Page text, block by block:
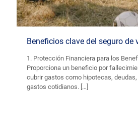
Beneficios clave del seguro de
1. Protección Financiera para los
Proporciona un beneficio por
cubrir gastos como hipotecas,
gastos cotidianos. […]